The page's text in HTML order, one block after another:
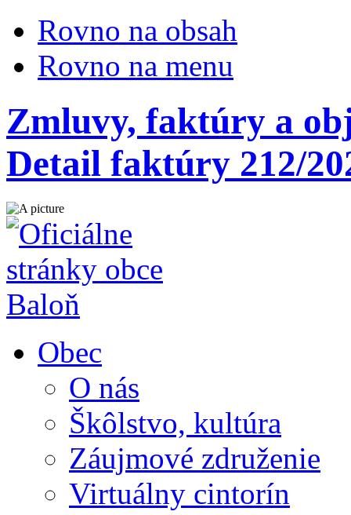
Rovno na obsah
Rovno na menu
Zmluvy, faktúry a
Detail faktúry 212/
Obec
O nás
Škôlstvo, kultúra
Záujmové združenie
Virtuálny cintorín